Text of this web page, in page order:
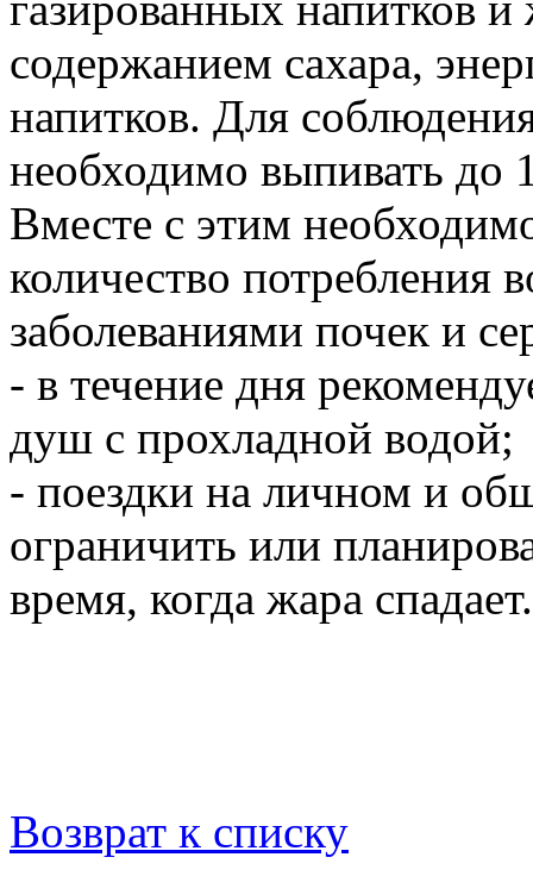
содержанием сахара,
напитков. Для
необходимо выпивать до
Вместе с этим
количество потребления
заболеваниями почек и
- в течение дня
душ с прохладной водой;
- поездки на личном и
ограничить или
время, когда жара спадает.
Возврат к списку